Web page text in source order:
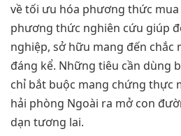
về tối ưu hóa phương thức mua
phương thức nghiên cứu giúp
nghiệp, sở hữu mang đến chắc
đáng kể. Những tiêu cần dùng
chỉ bắt buộc mang chứng thực
hải phòng Ngoài ra mở con
dạn tương lai.